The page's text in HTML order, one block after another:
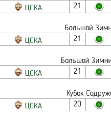
ЦСКА 21
Большой
ЦСКА 21
Большой
ЦСКА 21
Кубок
ЦСКА 20